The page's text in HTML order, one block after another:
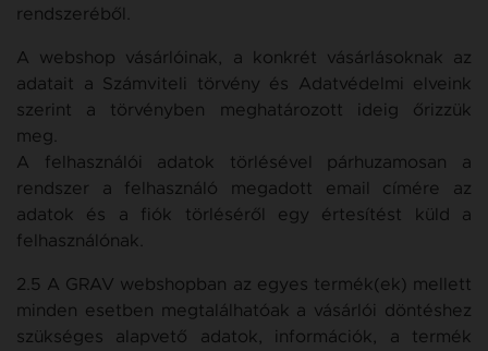
rendszeréből.
A webshop vásárlóinak, a konkrét vásárlásoknak az
adatait a Számviteli törvény és Adatvédelmi elveink
szerint a törvényben meghatározott ideig őrizzük
meg.
A felhasználói adatok törlésével párhuzamosan a
rendszer a felhasználó megadott email címére az
adatok és a fiók törléséről egy értesítést küld a
felhasználónak.
2.5 A GRAV webshopban az egyes termék(ek) mellett
minden esetben megtalálhatóak a vásárlói döntéshez
szükséges alapvető adatok, információk, a termék